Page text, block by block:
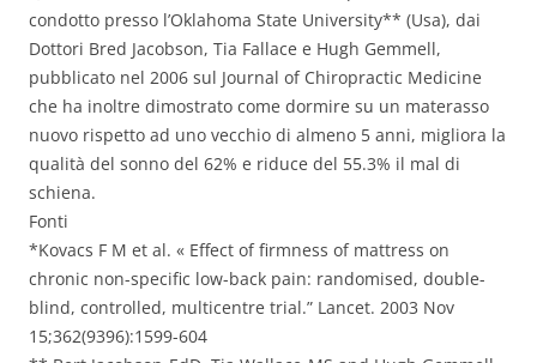
condotto presso l’Oklahoma State University** (Usa), dai
Dottori Bred Jacobson, Tia Fallace e Hugh Gemmell,
pubblicato nel 2006 sul Journal of Chiropractic Medicine
che ha inoltre dimostrato come dormire su un materasso
nuovo rispetto ad uno vecchio di almeno 5 anni, migliora la
qualità del sonno del 62% e riduce del 55.3% il mal di
schiena.
Fonti
*Kovacs F M et al. « Effect of firmness of mattress on
chronic non-specific low-back pain: randomised, double-
blind, controlled, multicentre trial.” Lancet. 2003 Nov
15;362(9396):1599-604